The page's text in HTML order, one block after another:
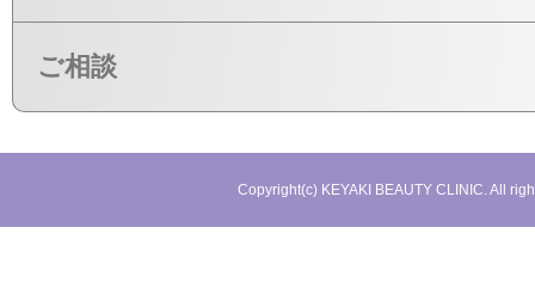
ご相談
Copyright(c) KEYAKI BEAUTY CLINIC. All